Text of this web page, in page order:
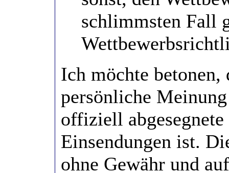
schlimmsten Fall
Ich möchte betonen,
persönliche
offiziell
Einsendungen ist.
ohne Gewähr und